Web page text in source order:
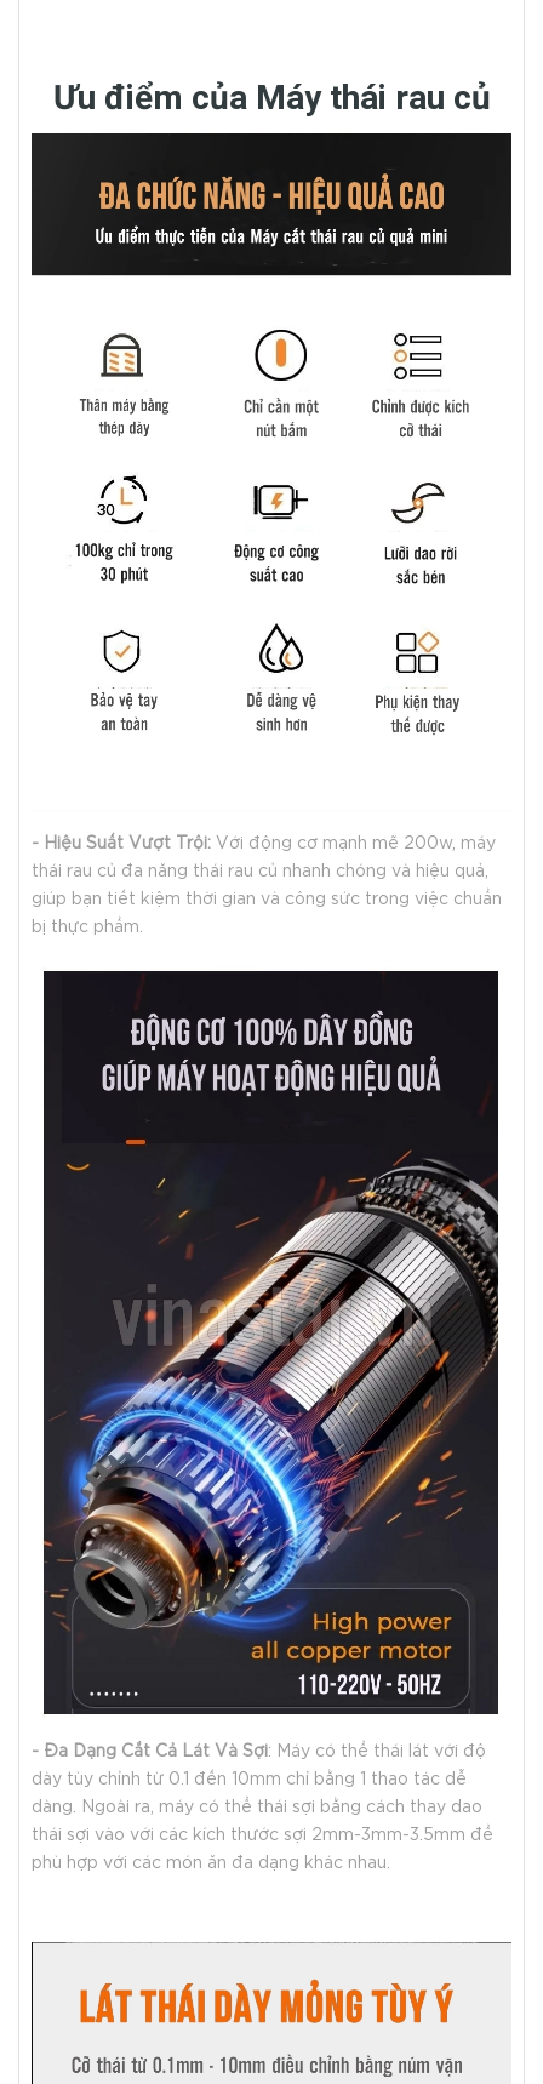
Ưu điểm của Máy thái rau củ
- Hiệu Suất Vượt Trội: Với động cơ mạnh mẽ 200w, máy
thái rau củ đa năng thái rau củ nhanh chóng và hiệu quả,
giúp bạn tiết kiệm thời gian và công sức trong việc chuẩn
bị thực phẩm.
- Đa Dạng Cắt Cả Lát Và Sợi: Máy có thể thái lát với độ
dày tùy chỉnh từ 0.1 đến 10mm chỉ bằng 1 thao tác dễ
dàng. Ngoài ra, máy có thể thái sợi bằng cách thay dao
thái sợi vào với các kích thước sợi 2mm-3mm-3.5mm để
phù hợp với các món ăn đa dạng khác nhau.